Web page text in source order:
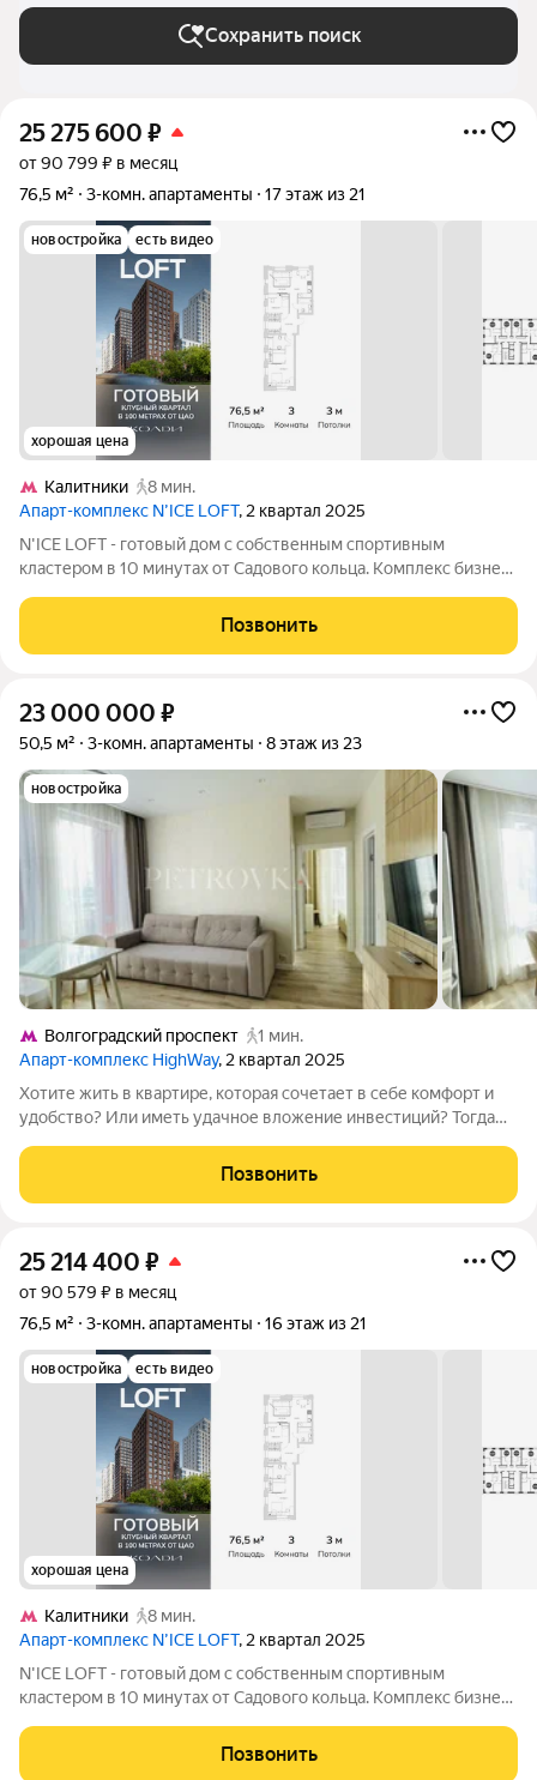
Сохранить поиск
25 275 600 ₽
от 90 799 ₽ в месяц
76,5 м²
3-комн. апартаменты 17 этаж из 21
новостройка есть видео
хорошая цена
Калитники
8 мин.
Апарт-комплекс N’ICE LOFT, 2 квартал 2025
N'ICE LOFT - готовый дом с собственным спортивным
кластером в 10 минутах от Садового кольца. Комплекс бизнес-
компания КОЛДИ, представляет собой знаковое жилое
пространство, на территории которого
Позвонить
23 000 000 ₽
50,5 м² 3-комн. апартаменты 8 этаж из 23
новостройка
Волгоградский проспект
1 мин.
Апарт-комплекс HighWay, 2 квартал 2025
Хотите жить в квартире, которая сочетает в себе комфорт и
удобство? Или иметь удачное вложение инвестиций? Тогда
вашему вниманию просторную квартиру площадью 50,5кв.м. в
ЖК "Хай Вей". Ритм
Позвонить
25 214 400 ₽
от 90 579 ₽ в месяц
76,5 м²
3-комн. апартаменты 16 этаж из 21
новостройка есть видео
хорошая цена
Калитники
8 мин.
Апарт-комплекс N’ICE LOFT, 2 квартал 2025
N'ICE LOFT - готовый дом с собственным спортивным
кластером в 10 минутах от Садового кольца. Комплекс бизнес-
компания КОЛДИ, представляет собой знаковое жилое
пространство, на территории которого
Позвонить